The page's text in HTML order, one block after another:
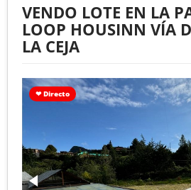
VENDO LOTE EN LA
LOOP HOUSINN VÍA
LA CEJA
❤ Directo